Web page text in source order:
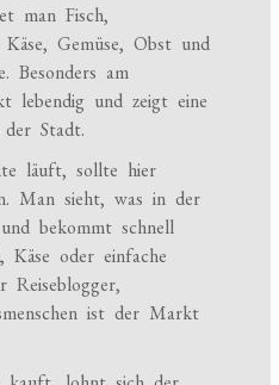
man Fisch,
Gemüse, Obst und
Besonders am
lebendig und zeigt eine
Stadt.
läuft, sollte hier
Man sieht, was in der
bekommt schnell
, Käse oder einfache
Reiseblogger,
ist der Markt